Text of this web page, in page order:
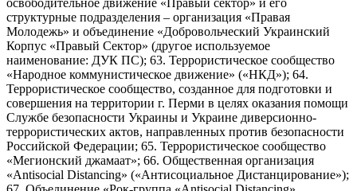
освободительное движение «Правый сектор» и его
структурные подразделения – организация «Правая
Молодежь» и объединение «Добровольческий Украинский
Корпус «Правый Сектор» (другое используемое
наименование: ДУК ПС); 63. Террористическое сообщество
«Народное коммунистическое движение» («НКД»); 64.
Террористическое сообщество, созданное для подготовки и
совершения на территории г. Перми в целях оказания помощи
Службе безопасности Украины и Украине диверсионно-
террористических актов, направленных против безопасности
Российской Федерации; 65. Террористическое сообщество
«Мегионский джамаат»; 66. Общественная организация
«Antisocial Distancing» («Антисоциальное Дистанцирование»);